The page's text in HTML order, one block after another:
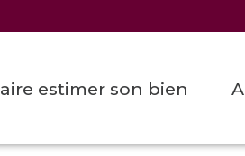
faire estimer son bien